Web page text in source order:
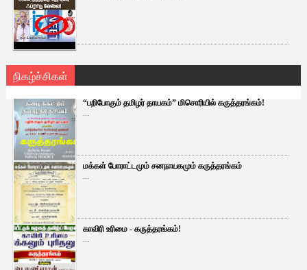
நிகழ்ச்சிகள்
“பறிபோகும் தமிழர் தாயகம்” மிசொரியில் கருத்தரங்கம்!
...
மக்கள் போராட்டமும் சனநாயகமும் கருத்தரங்கம்
...
காவிரி உரிமை - கருத்தரங்கம்!
...